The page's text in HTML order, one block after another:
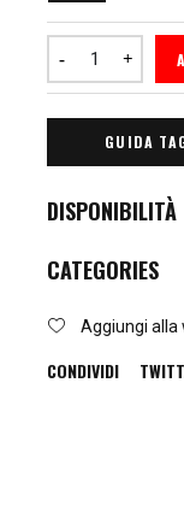
GUIDA
DISPONIBILITÀ
CATEGORIES
Aggiungi alla
CONDIVIDI